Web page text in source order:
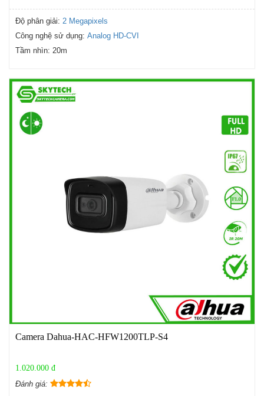
Độ phân giải: 2 Megapixels
Công nghệ sử dụng: Analog HD-CVI
Tầm nhìn: 20m
Camera Dahua-HAC-HFW1200TLP-S4
1.020.000 đ
Đánh giá: